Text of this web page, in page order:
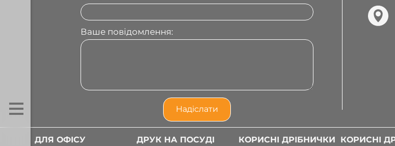
Ваше повідомлення:
ДЛЯ ОФІСУ ДРУК НА ПОСУДІ КОРИСНІ ДРІБНИЧКИ КОРИСНІ